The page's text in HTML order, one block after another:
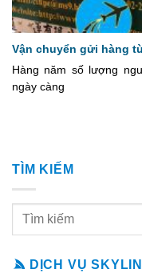
Vận chuyển gửi hàng
Hàng năm số lượng
ngày càng
TÌM KIẾM
DỊCH VỤ